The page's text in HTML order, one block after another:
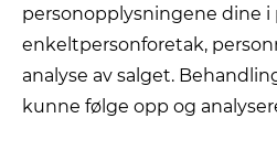
personopplysningene dine i
enkeltpersonforetak,
analyse av salget.
kunne følge opp og